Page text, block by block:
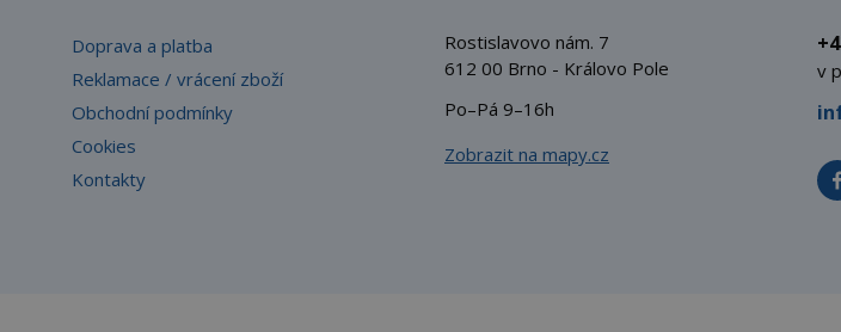
Doprava a platba
Reklamace / vrácení zboží
Obchodní podmínky
Cookies
Kontakty
Rostislavovo nám. 7
612 00 Brno - Královo Pole
Po–Pá 9–16h
Zobrazit na mapy.cz
v